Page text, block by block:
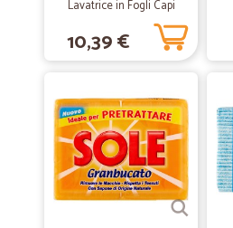
Lavatrice in Fogli Capi
Colorati 20 pz
10,39 €